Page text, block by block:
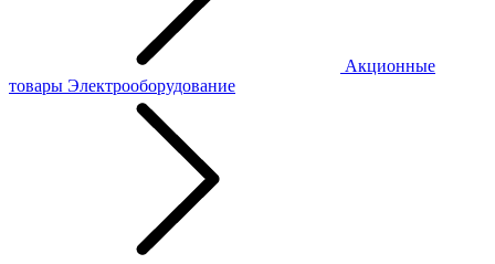
Акционные
товары Электрооборудование